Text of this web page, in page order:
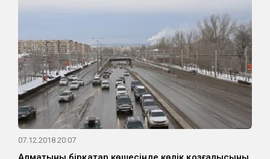
07.12.2018 20:07